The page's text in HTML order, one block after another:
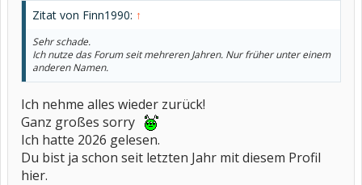
Zitat von Finn1990: ↑
Sehr schade.
Ich nutze das Forum seit mehreren Jahren. Nur früher unter einem
anderen Namen.
Ich nehme alles wieder zurück!
Ganz großes sorry
Ich hatte 2026 gelesen.
Du bist ja schon seit letzten Jahr mit diesem Profil
hier.